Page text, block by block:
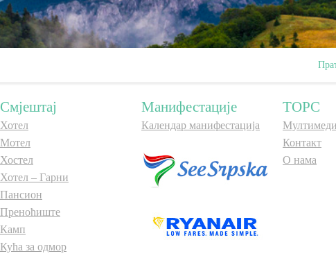
Смјештај
Хотел
Мотел
Хостел
Хотел – Гарни
Пансион
Преноћиште
Камп
Кућа за одмор
Манифестације
Календар манифестација
ТОРС
Контакт
О нама